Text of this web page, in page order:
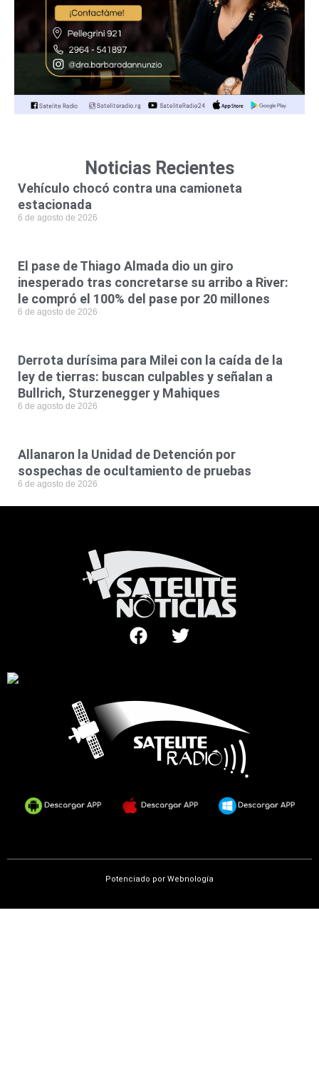
Noticias Recientes
Vehículo chocó contra una camioneta
estacionada
6 de agosto de 2026
El pase de Thiago Almada dio un giro
inesperado tras concretarse su arribo a River:
le compró el 100% del pase por 20 millones
6 de agosto de 2026
Derrota durísima para Milei con la caída de la
ley de tierras: buscan culpables y señalan a
Bullrich, Sturzenegger y Mahiques
6 de agosto de 2026
Allanaron la Unidad de Detención por
sospechas de ocultamiento de pruebas
6 de agosto de 2026
F
a
b
o
k
T
w
e
r
Potenciado por Webnología